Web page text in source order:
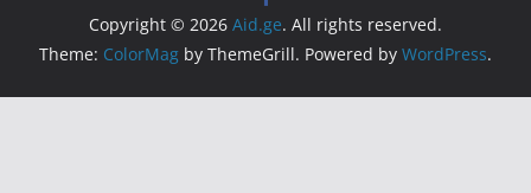
Copyright © 2026 Aid.ge. All rights reserved.
Theme: ColorMag by ThemeGrill. Powered by WordPress.